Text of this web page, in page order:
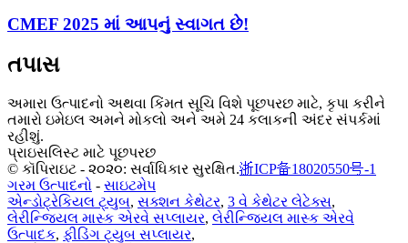
CMEF 2025 માં આપનું સ્વાગત છે!
તપાસ
અમારા ઉત્પાદનો અથવા કિંમત સૂચિ વિશે પૂછપરછ માટે, કૃપા કરીને
તમારો ઇમેઇલ અમને મોકલો અને અમે 24 કલાકની અંદર સંપર્કમાં
રહીશું.
પ્રાઇસલિસ્ટ માટે પૂછપરછ
© કૉપિરાઇટ - ૨૦૨૦: સર્વાધિકાર સુરક્ષિત.浙ICP备18020550号-1
ગરમ ઉત્પાદનો - સાઇટમેપ
એન્ડોટ્રેકિયલ ટ્યુબ, સક્શન કેથેટર, 3 વે કેથેટર લેટેક્સ,
લેરીન્જિયલ માસ્ક એરવે સપ્લાયર, લેરીન્જિયલ માસ્ક એરવે
ઉત્પાદક, ફીડિંગ ટ્યુબ સપ્લાયર,